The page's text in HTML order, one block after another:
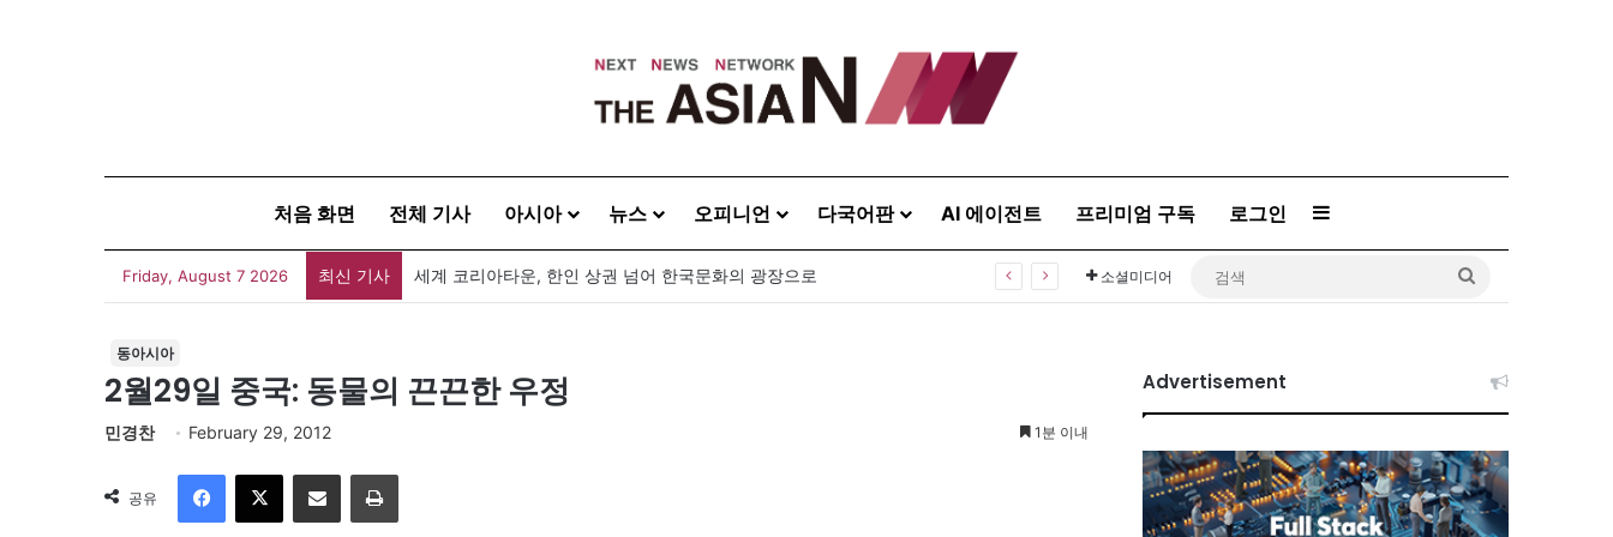
처음 화면 전체 기사 아시아 뉴스 오피니언 다국어판 AI 에이전트 프리미엄 구독 로그인 Sidebar
Friday, August 7 2026 최신 기사 세계 코리아타운, 한인 상권 넘어 한국문화의 광장으로 소셜미디어
동아시아
2월29일 중국: 동물의 끈끈한 우정
민경찬 February 29, 2012 1분 이내
공유
이메일
Advertisement